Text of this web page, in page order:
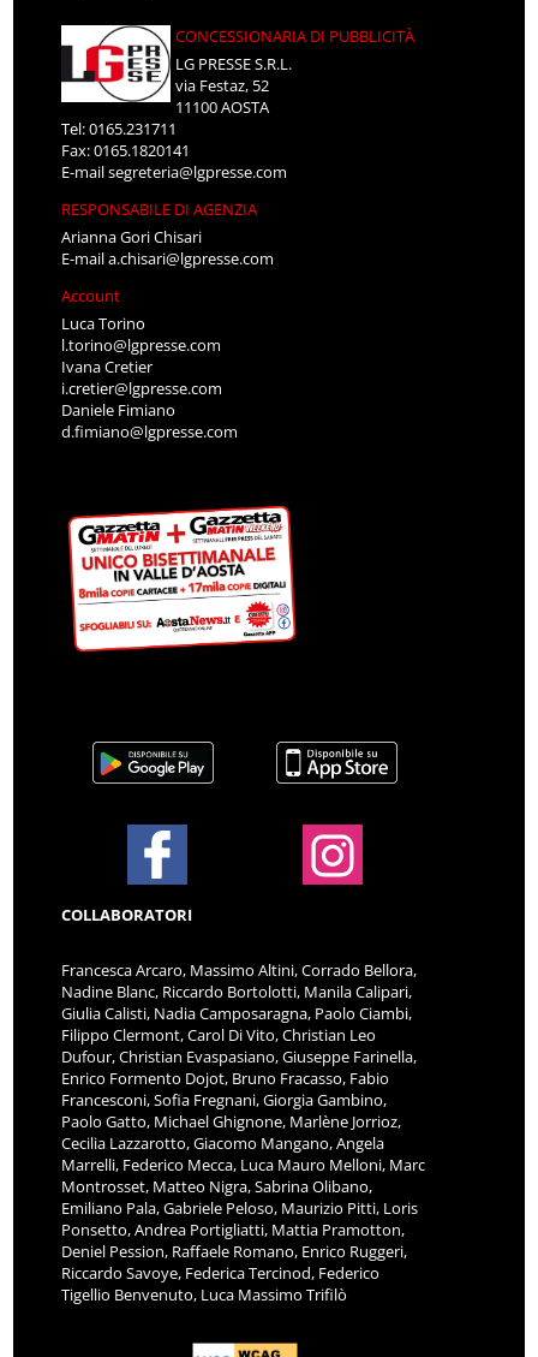
CONCESSIONARIA DI PUBBLICITÀ
LG PRESSE S.R.L.
via Festaz, 52
11100 AOSTA
Tel: 0165.231711
Fax: 0165.1820141
E-mailsegreteria@lgpresse.com
RESPONSABILE DI AGENZIA
Arianna Gori Chisari
E-maila.chisari@lgpresse.com
Account
Luca Torino
l.torino@lgpresse.com
Ivana Cretier
i.cretier@lgpresse.com
Daniele Fimiano
d.fimiano@lgpresse.com
COLLABORATORI
Francesca Arcaro, Massimo Altini, Corrado Bellora,
Nadine Blanc, Riccardo Bortolotti, Manila Calipari,
Giulia Calisti, Nadia Camposaragna, Paolo Ciambi,
Filippo Clermont, Carol Di Vito, Christian Leo
Dufour, Christian Evaspasiano, Giuseppe Farinella,
Enrico Formento Dojot, Bruno Fracasso, Fabio
Francesconi, Sofia Fregnani, Giorgia Gambino,
Paolo Gatto, Michael Ghignone, Marlène Jorrioz,
Cecilia Lazzarotto, Giacomo Mangano, Angela
Marrelli, Federico Mecca, Luca Mauro Melloni, Marc
Montrosset, Matteo Nigra, Sabrina Olibano,
Emiliano Pala, Gabriele Peloso, Maurizio Pitti, Loris
Ponsetto, Andrea Portigliatti, Mattia Pramotton,
Deniel Pession, Raffaele Romano, Enrico Ruggeri,
Riccardo Savoye, Federica Tercinod, Federico
Tigellio Benvenuto, Luca Massimo Trifilò